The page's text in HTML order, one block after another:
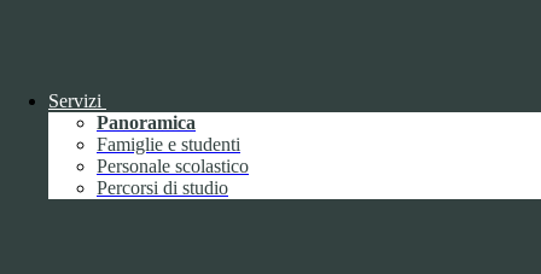
Servizi
Panoramica
Famiglie e studenti
Personale scolastico
Percorsi di studio
Bandi di concorso (da pubblicare in
tabelle)
Performance1